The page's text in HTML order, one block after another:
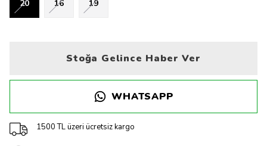
20 16 19
Stoğa Gelince Haber Ver
WHATSAPP
1500 TL üzeri ücretsiz kargo